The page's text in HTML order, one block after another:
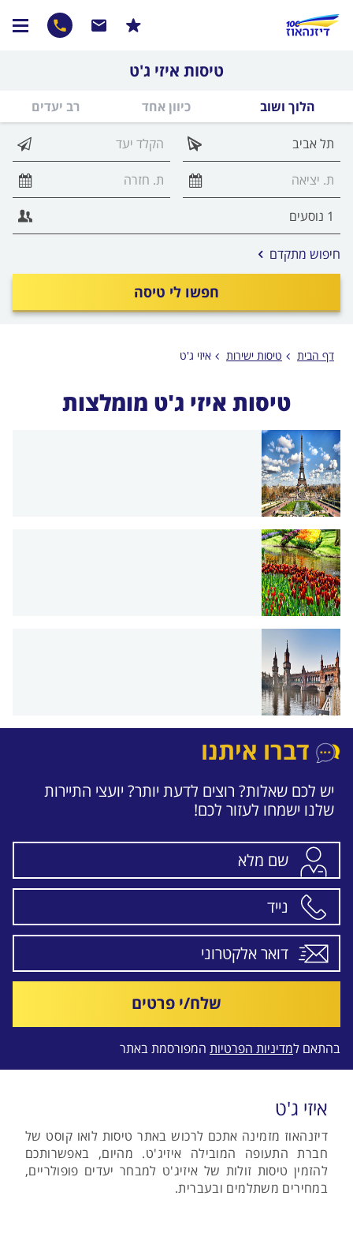
טיסות איזי ג'ט
הלוך ושוב כיוון אחד רב יעדים
חפשו לי טיסה
חיפוש מתקדם אפשרויות
החיפוש
לפני
דף הבית טיסות ישירות איזי ג'ט
טיסות איזי ג'ט מומלצות
דברו איתנו
יש לכם שאלות? רוצים לדעת יותר? יועצי התיירות
שלנו ישמחו לעזור לכם!
שלח/י פרטים
בהתאם למדיניות הפרטיות המפורסמת באתר
איזי ג'ט
דיזנהאוז מזמינה אתכם לרכוש באתר טיסות לואו קוסט של
חברת התעופה המובילה איזיג'ט. מהיום, באפשרותכם
להזמין טיסות זולות של איזיג'ט למבחר יעדים פופולריים,
במחירים משתלמים ובעברית.